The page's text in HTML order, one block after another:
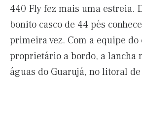
440 Fly fez mais uma estreia.
bonito casco de 44 pés
primeira vez. Com a equipe
proprietário a bordo, a lancha
águas do Guarujá, no litoral de